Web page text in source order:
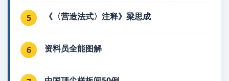
5 《〈营造法式〉注释》梁思成
6 资料员全能图解